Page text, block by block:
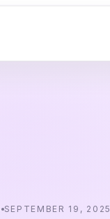
SEPTEMBER 19, 2025